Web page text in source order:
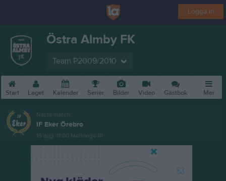
Logga in
Östra Almby FK
Team P2009/2010
Start Laget Kalender Serier Bilder Video Gästbok Mer
Nästa match
IF Eker Örebro
15 aug, 11:00 Mellringe IP